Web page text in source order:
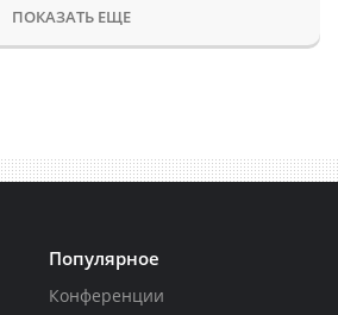
ПОКАЗАТЬ ЕЩЕ
Популярное
Конференции